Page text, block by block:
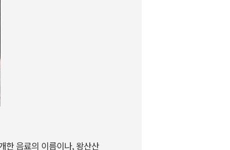
한 음료의 이름이나, 왕산산